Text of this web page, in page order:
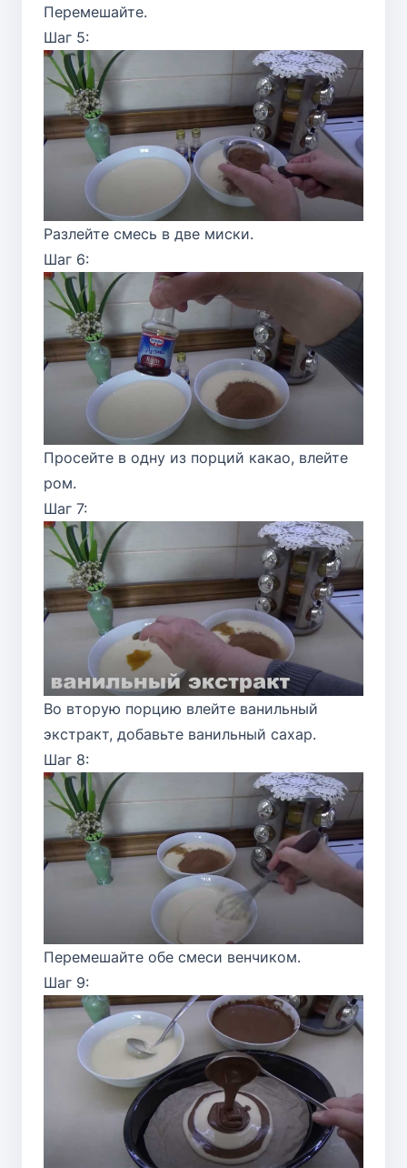
Перемешайте.
Шаг 5:
Разлейте смесь в две миски.
Шаг 6:
Просейте в одну из порций какао, влейте
ром.
Шаг 7:
Во вторую порцию влейте ванильный
экстракт, добавьте ванильный сахар.
Шаг 8:
Перемешайте обе смеси венчиком.
Шаг 9: